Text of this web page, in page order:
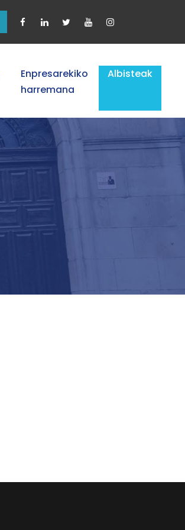
Enpresarekiko
harremana
Albisteak